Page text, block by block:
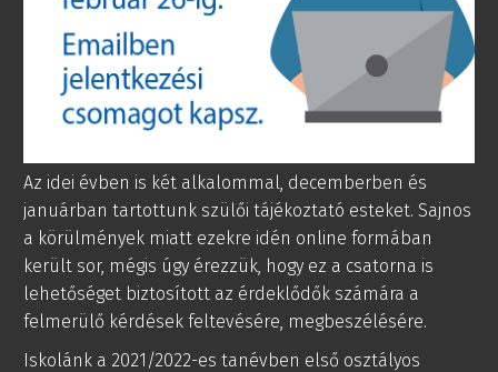
Az idei évben is két alkalommal, decemberben és
januárban tartottunk szülői tájékoztató esteket. Sajnos
a körülmények miatt ezekre idén online formában
került sor, mégis úgy érezzük, hogy ez a csatorna is
lehetőséget biztosított az érdeklődők számára a
felmerülő kérdések feltevésére, megbeszélésére.
Iskolánk a 2021/2022-es tanévben első osztályos